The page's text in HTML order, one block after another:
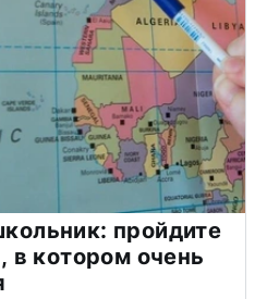
пройдите
в котором очень